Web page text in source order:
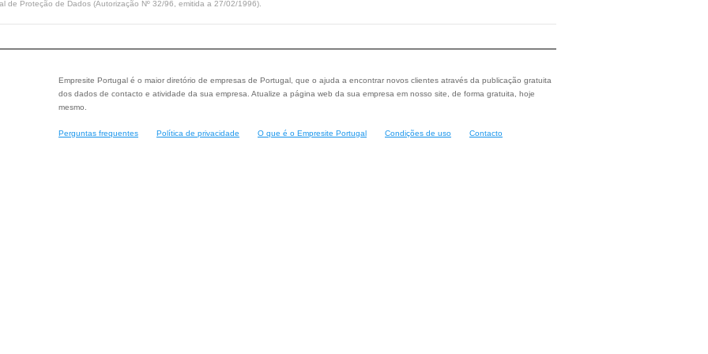
de Proteção de Dados (Autorização Nº 32/96, emitida a 27/02/1996).
Empresite Portugal é o maior diretório de empresas de Portugal, que o ajuda a encontrar novos clientes através da publicação gratuita
dos dados de contacto e atividade da sua empresa. Atualize a página web da sua empresa em nosso site, de forma gratuita, hoje
mesmo.
Perguntas frequentes Política de privacidade O que é o Empresite Portugal Condições de uso Contacto